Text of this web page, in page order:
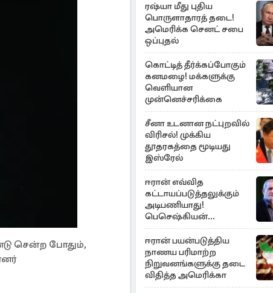
சென்ற போதும்,
ரஷ்யா மீது புதிய
பொருளாதாரத் தடை!
அமெரிக்க செனட் சபை
ஒப்புதல்
கொட்டித் தீர்க்கப்போகும்
கனமழை! மக்களுக்கு
வெளியான
முன்னெச்சரிக்கை
சீனா உடனான நட்புறவில்
விரிசல்! முக்கிய
தூதரகத்தை மூடியது
இஸ்ரேல்
ஈரான் எவ்வித
கட்டாயப்படுத்தலுக்கும்
அடிபணியாது!
பெசெஷ்கியன்
அறிவிப்பு
ஈரான் பயன்படுத்திய
நாணய பரிமாற்ற
நிறுவனங்களுக்கு தடை
விதித்த அமெரிக்கா